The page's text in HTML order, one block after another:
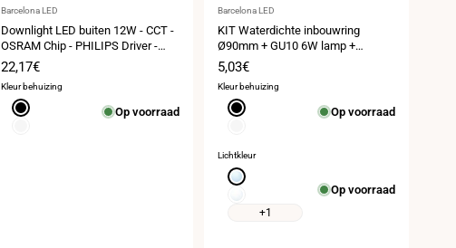
Leverancier:
Barcelona LED
Downlight LED buiten 12W - CCT -
OSRAM Chip - PHILIPS Driver -
Doorsnede Ø 75mm - IP54
Verkoopprijs
22,17€
Kleur behuizing
Zwart
Op voorraad
Leverancier:
Barcelona LED
KIT Waterdichte inbouwring
Ø90mm + GU10 6W lamp +
Lamphouder
Verkoopprijs
5,03€
Kleur behuizing
Zwart
Op voorraad
Lichtkleur
Koud
6000K+1
Op voorraad